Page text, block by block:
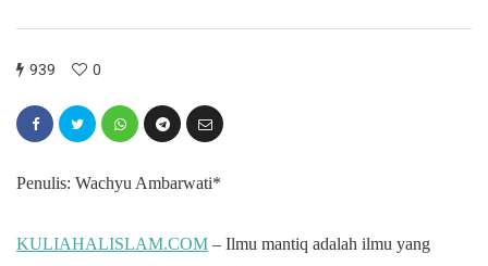
939 0
Penulis: Wachyu Ambarwati*
KULIAHALISLAM.COM – Ilmu mantiq adalah ilmu yang